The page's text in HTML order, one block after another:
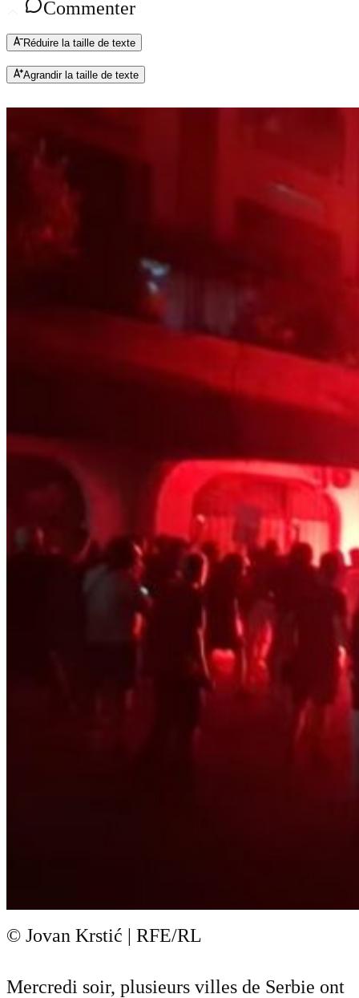
Commenter
Réduire la taille de texte
Agrandir la taille de texte
© Jovan Krstić | RFE/RL
Mercredi soir, plusieurs villes de Serbie ont